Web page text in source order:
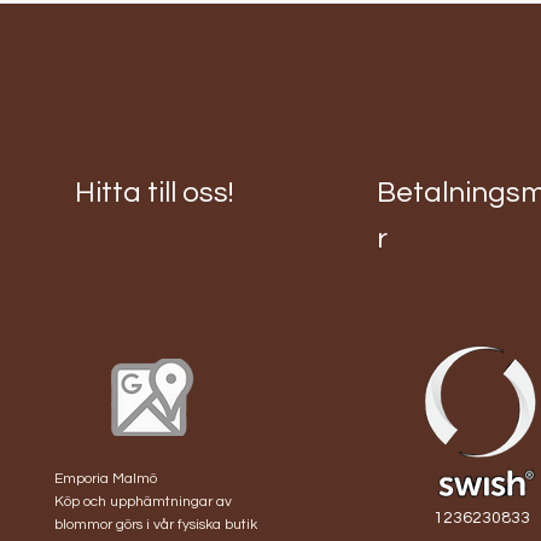
Brudbukett rund
Midsommarkrans
Hitta till oss!
Emporia Malmö
Köp och upphämtningar av
blommor görs i vår fysiska butik
r
1236230833